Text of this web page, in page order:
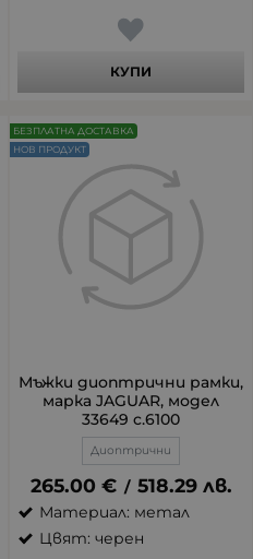
КУПИ
Мъжки диоптрични рамки,
марка JAGUAR, модел
33649 c.6100
Диоптрични
265.00 € / 518.29 лв.
Материал: метал
Цвят: черен
БЕЗПЛАТНА ДОСТАВКА
НОВ ПРОДУКТ